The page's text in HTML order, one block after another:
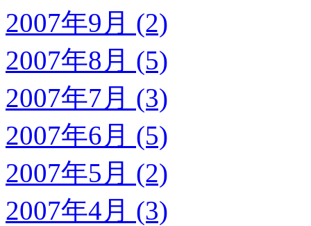
2007年9月 (2)
2007年8月 (5)
2007年7月 (3)
2007年6月 (5)
2007年5月 (2)
2007年4月 (3)